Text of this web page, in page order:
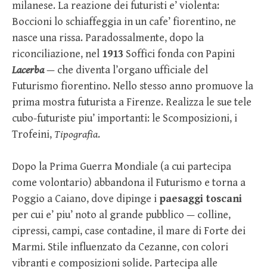
milanese. La reazione dei futuristi e’ violenta:
Boccioni lo schiaffeggia in un cafe’ fiorentino, ne
nasce una rissa. Paradossalmente, dopo la
riconciliazione, nel 1913 Soffici fonda con Papini
Lacerba— che diventa l’organo ufficiale del
Futurismo fiorentino. Nello stesso anno promuove la
prima mostra futurista a Firenze. Realizza le sue tele
cubo-futuriste piu’ importanti: le Scomposizioni, i
Trofeini, Tipografia.
Dopo la Prima Guerra Mondiale (a cui partecipa
come volontario) abbandona il Futurismo e torna a
Poggio a Caiano, dove dipinge i paesaggi toscani
per cui e’ piu’ noto al grande pubblico — colline,
cipressi, campi, case contadine, il mare di Forte dei
Marmi. Stile influenzato da Cezanne, con colori
vibranti e composizioni solide. Partecipa alle